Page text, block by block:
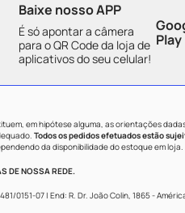
Baixe nosso APP
É só apontar a câmera
para o QR Code da loja de
aplicativos do seu celular!
Play
em hipótese alguma, as orientações
Todos os pedidos efetuados estão
da disponibilidade do estoque em loja.
DE NOSSA REDE.
0151-07 | End: R. Dr. João Colin, 1865 -